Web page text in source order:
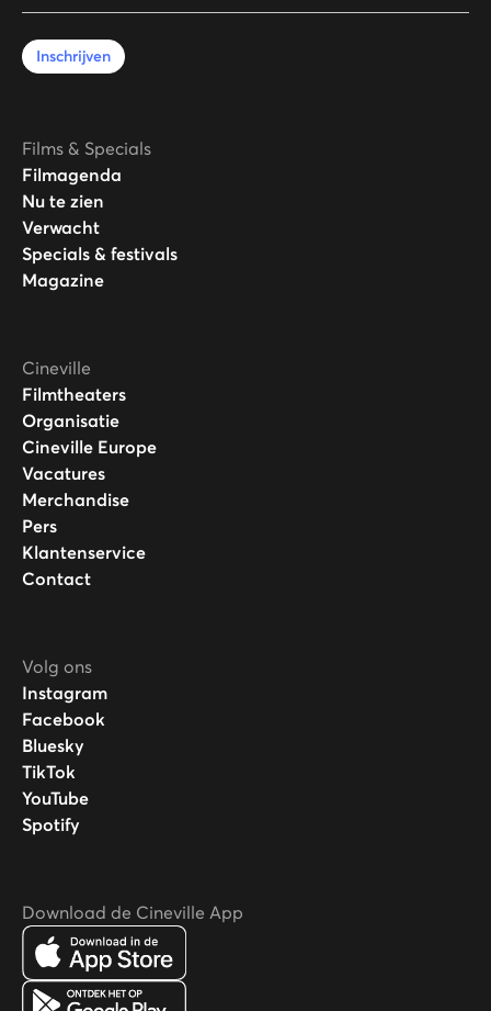
Inschrijven
Films & Specials
Filmagenda
Nu te zien
Verwacht
Specials & festivals
Magazine
Cineville
Filmtheaters
Organisatie
Cineville Europe
Vacatures
Merchandise
Pers
Klantenservice
Contact
Volg ons
Instagram
Facebook
Bluesky
TikTok
YouTube
Spotify
Download de Cineville App